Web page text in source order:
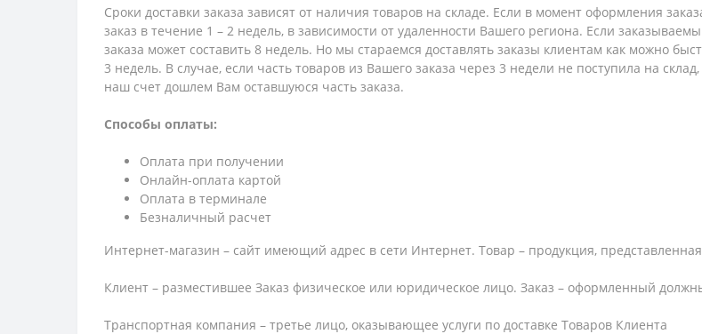
Сроки доставки заказа зависят от наличия товаров на складе. Если в момент оформления
заказ в течение 1 – 2 недель, в зависимости от удаленности Вашего региона. Если
заказа может составить 8 недель. Но мы стараемся доставлять заказы клиентам как можно
3 недель. В случае, если часть товаров из Вашего заказа через 3 недели не поступила на
наш счет дошлем Вам оставшуюся часть заказа.
Способы оплаты:
Оплата при получении
Онлайн-оплата картой
Оплата в терминале
Безналичный расчет
Интернет-магазин – сайт имеющий адрес в сети Интернет. Товар – продукция,
Клиент – разместившее Заказ физическое или юридическое лицо. Заказ – оформленный
Транспортная компания – третье лицо, оказывающее услуги по доставке Товаров Клиента